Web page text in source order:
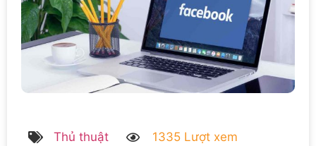
Thủ thuật 1335 Lượt xem